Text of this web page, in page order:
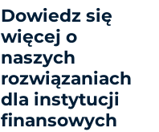
Dowiedz się
więcej o
naszych
rozwiązaniach
dla instytucji
finansowych